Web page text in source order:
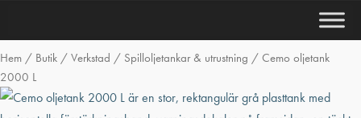
Hem / Butik / Verkstad / Spilloljetankar & utrustning / Cemo oljetank
2000 L